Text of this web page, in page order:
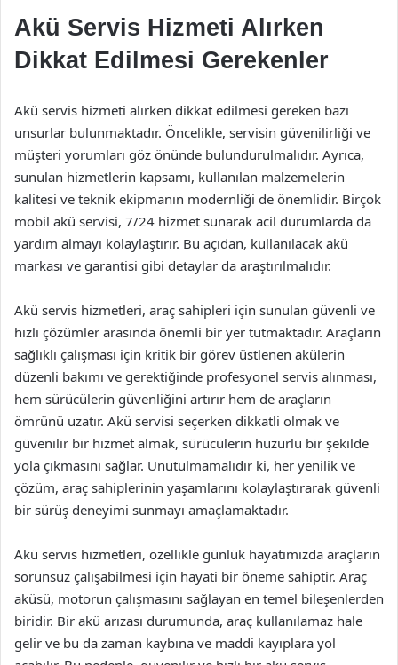
Akü Servis Hizmeti Alırken
Dikkat Edilmesi Gerekenler
Akü servis hizmeti alırken dikkat edilmesi gereken bazı
unsurlar bulunmaktadır. Öncelikle, servisin güvenilirliği ve
müşteri yorumları göz önünde bulundurulmalıdır. Ayrıca,
sunulan hizmetlerin kapsamı, kullanılan malzemelerin
kalitesi ve teknik ekipmanın modernliği de önemlidir. Birçok
mobil akü servisi, 7/24 hizmet sunarak acil durumlarda da
yardım almayı kolaylaştırır. Bu açıdan, kullanılacak akü
markası ve garantisi gibi detaylar da araştırılmalıdır.
Akü servis hizmetleri, araç sahipleri için sunulan güvenli ve
hızlı çözümler arasında önemli bir yer tutmaktadır. Araçların
sağlıklı çalışması için kritik bir görev üstlenen akülerin
düzenli bakımı ve gerektiğinde profesyonel servis alınması,
hem sürücülerin güvenliğini artırır hem de araçların
ömrünü uzatır. Akü servisi seçerken dikkatli olmak ve
güvenilir bir hizmet almak, sürücülerin huzurlu bir şekilde
yola çıkmasını sağlar. Unutulmamalıdır ki, her yenilik ve
çözüm, araç sahiplerinin yaşamlarını kolaylaştırarak güvenli
bir sürüş deneyimi sunmayı amaçlamaktadır.
Akü servis hizmetleri, özellikle günlük hayatımızda araçların
sorunsuz çalışabilmesi için hayati bir öneme sahiptir. Araç
aküsü, motorun çalışmasını sağlayan en temel bileşenlerden
biridir. Bir akü arızası durumunda, araç kullanılamaz hale
gelir ve bu da zaman kaybına ve maddi kayıplara yol